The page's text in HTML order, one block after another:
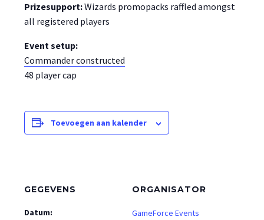
Prizesupport:Wizards promopacks raffled amongst
all registered players
Event setup:
Commander constructed
48 player cap
Toevoegen aan kalender
GEGEVENS
Datum:
ORGANISATOR
GameForce Events